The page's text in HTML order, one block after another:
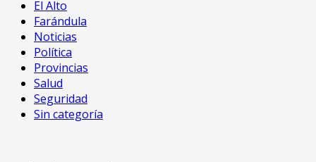
El Alto
Farándula
Noticias
Política
Provincias
Salud
Seguridad
Sin categoría